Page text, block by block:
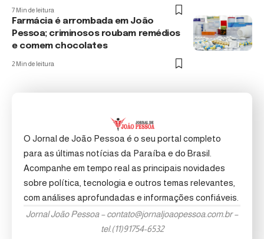
7 Min de leitura
Farmácia é arrombada em João
Pessoa; criminosos roubam remédios
e comem chocolates
2 Min de leitura
O Jornal de João Pessoa é o seu portal completo
para as últimas notícias da Paraíba e do Brasil.
Acompanhe em tempo real as principais novidades
sobre política, tecnologia e outros temas relevantes,
com análises aprofundadas e informações confiáveis.
Jornal João Pessoa –contato@jornaljoaopessoa.com.br–
tel.(11)91754-6532